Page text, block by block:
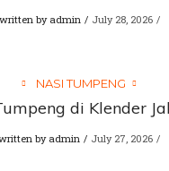
written by admin July 28, 2026
NASI TUMPENG
di Klender
byadmin July 27, 2026